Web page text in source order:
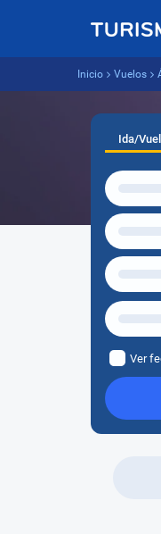
Inicio Vuelos
Ida/
Ver